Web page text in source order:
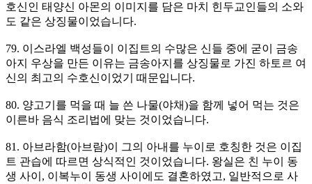
호신인 태양신 아몬의 이미지를 담은 마치 힌두교인들의 소와
도 같은 상징물이었습니다.
79. 이스라엘 백성들이 이집트의 수많은 신들 중에 굳이 금송
아지 우상을 만든 이유는 금송아지를 상징물로 가진 하토르 여
신의 최고의 수호신이었기 때문입니다.
80. 양고기를 먹을 때 늘 쓴 나물(야채)을 함께 넣어 먹는 것은
이른바 음식 조리법에 맞는 것이었습니다.
81. 아브라함(아브람)이 그의 아내를 누이로 호칭한 것은 이집
트 관습에 따르면 상식적인 것이었습니다. 왕실은 친 누이 동
생 사이, 이복누이 동생 사이에도 결혼하였고, 일반적으로 사